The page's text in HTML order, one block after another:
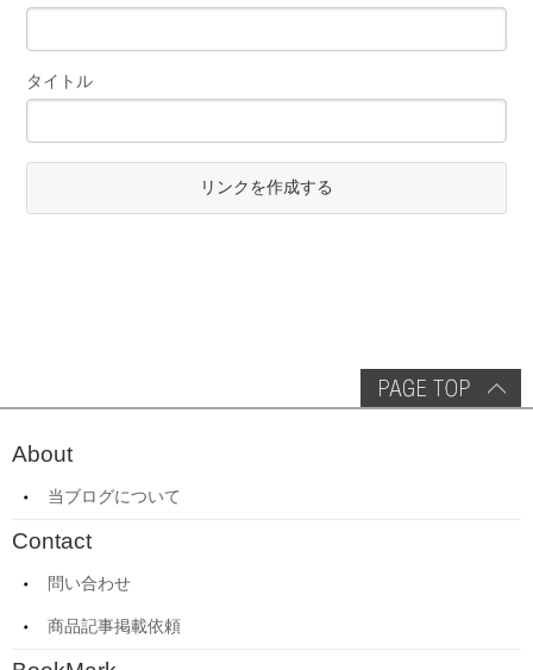
タイトル
リンクを作成する
About
当ブログについて
Contact
問い合わせ
商品記事掲載依頼